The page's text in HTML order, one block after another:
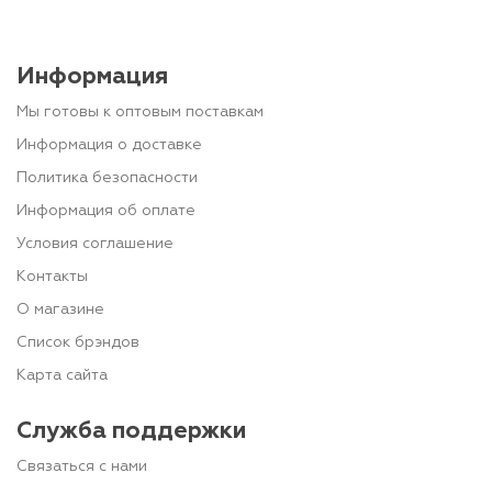
Информация
Мы готовы к оптовым поставкам
Информация о доставке
Политика безопасности
Информация об оплате
Условия соглашение
Контакты
О магазине
Список брэндов
Карта сайта
Служба поддержки
Связаться с нами